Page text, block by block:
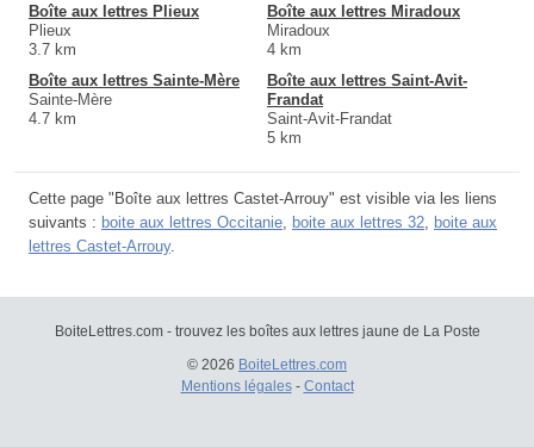
Boîte aux lettres Plieux
Plieux
3.7 km
Boîte aux lettres Miradoux
Miradoux
4 km
Boîte aux lettres Sainte-Mère
Sainte-Mère
4.7 km
Boîte aux lettres Saint-Avit-
Frandat
Saint-Avit-Frandat
5 km
Cette page "Boîte aux lettres Castet-Arrouy" est visible via les liens
suivants : boite aux lettres Occitanie boite aux lettres 32 boite aux
lettres Castet-Arrouy.
BoiteLettres.com - trouvez les boîtes aux lettres jaune de La Poste
© 2026 BoiteLettres.com
Mentions légales- Contact